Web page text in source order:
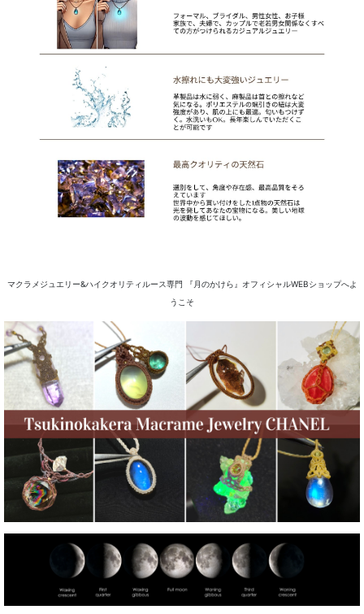
マクラメジュエリー&ハイクオリティルース専門 『月のかけら』オフィシャルWEBショップへよ
うこそ